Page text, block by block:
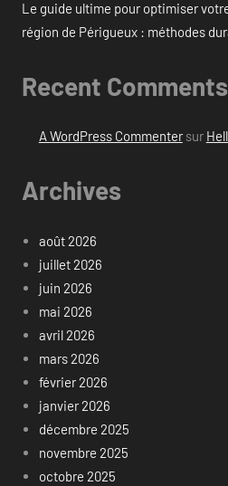
Le guide ultime pour optimiser
région de Périgueux : méthodes
Recent Comments
A WordPress Commentersur
Archives
août 2026
juillet 2026
juin 2026
mai 2026
avril 2026
mars 2026
février 2026
janvier 2026
décembre 2025
novembre 2025
octobre 2025